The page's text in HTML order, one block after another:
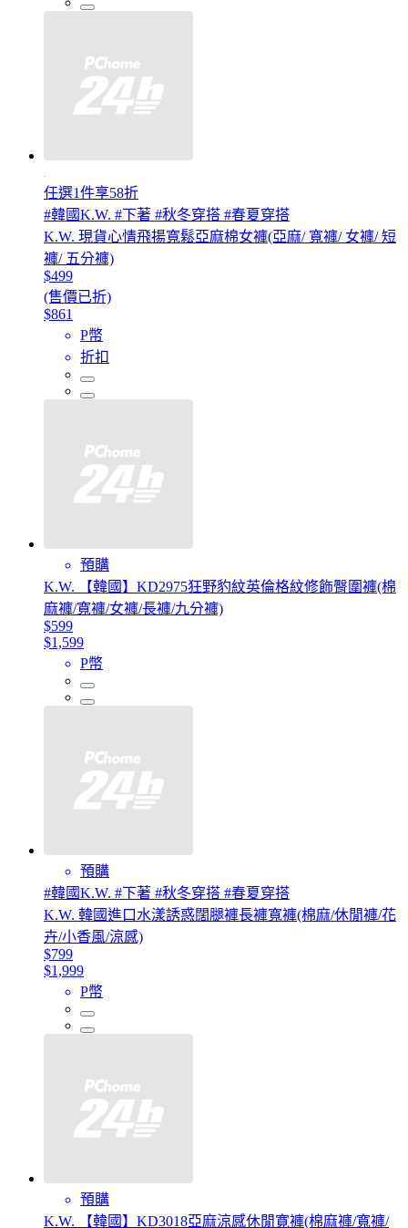
任選1件享58折
#韓國K.W. #下著 #秋冬穿搭 #春夏穿搭
K.W. 現貨心情飛揚寬鬆亞麻棉女褲(亞麻/ 寬褲/ 女褲/ 短
褲/ 五分褲)
$499
(售價已折)
$861
P幣
折扣
預購
K.W. 【韓國】KD2975狂野豹紋英倫格紋修飾臀圍褲(棉
麻褲/寬褲/女褲/長褲/九分褲)
$599
$1,599
P幣
預購
#韓國K.W. #下著 #秋冬穿搭 #春夏穿搭
K.W. 韓國進口水漾誘惑闊腿褲長褲寬褲(棉麻/休閒褲/花
卉/小香風/涼感)
$799
$1,999
P幣
預購
K.W. 【韓國】KD3018亞麻涼感休閒寛褲(棉麻褲/寬褲/